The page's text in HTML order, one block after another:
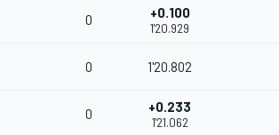
0 +0.100
1'20.929
0 1'20.802
0 +0.233
1'21.062